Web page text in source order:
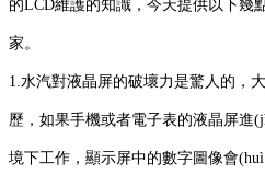
的LCD維護的知識，今天提供以下幾
家。
1.水汽對液晶屏的破壞力是驚人的
歷，如果手機或者電子表的液晶屏
境下工作，顯示屏中的數字圖像會